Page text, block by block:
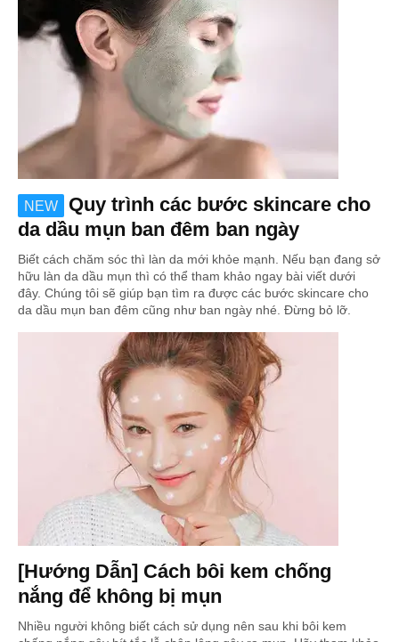
NEW
Quy trình các bước skincare cho
da dầu mụn ban đêm ban ngày
Biết cách chăm sóc thì làn da mới khỏe mạnh. Nếu bạn đang sở
hữu làn da dầu mụn thì có thể tham khảo ngay bài viết dưới
đây. Chúng tôi sẽ giúp bạn tìm ra được các bước skincare cho
da dầu mụn ban đêm cũng như ban ngày nhé. Đừng bỏ lỡ.
[Hướng Dẫn] Cách bôi kem chống
nắng để không bị mụn
Nhiều người không biết cách sử dụng nên sau khi bôi kem